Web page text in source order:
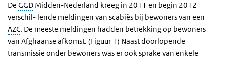
De GGD Midden-Nederland kreeg in 2011 en begin 2012
verschil- lende meldingen van scabiës bij bewoners van een
AZC. De meeste meldingen hadden betrekking op bewoners
van Afghaanse afkomst. (Figuur 1) Naast doorlopende
transmissie onder bewoners was er ook sprake van enkele